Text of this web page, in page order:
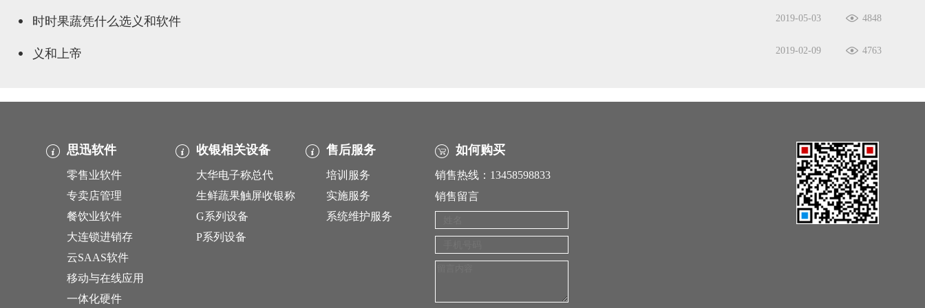
时时果蔬凭什么选义和软件 2019-05-03 4848
义和上帝 2019-02-09 4763
思迅软件
零售业软件
专卖店管理
餐饮业软件
大连锁进销存
云SAAS软件
移动与在线应用
一体化硬件
收银相关设备
大华电子称总代
生鲜蔬果触屏收银称
G系列设备
P系列设备
售后服务
培训服务
实施服务
系统维护服务
如何购买
销售热线：13458598833
销售留言